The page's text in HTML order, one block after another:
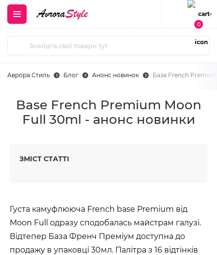
0
Аврора Стиль Блог Анонс новинок База French
Base French Premium Moon
Full 30ml - анонс новинки
ЗМІСТ СТАТТІ
Густа камуфлююча French base Premium від
Moon Full одразу сподобалась майстрам галузі.
Відтепер База Френч Преміум доступна до
продажу в упаковці 30мл. Палітра з 16 відтінків